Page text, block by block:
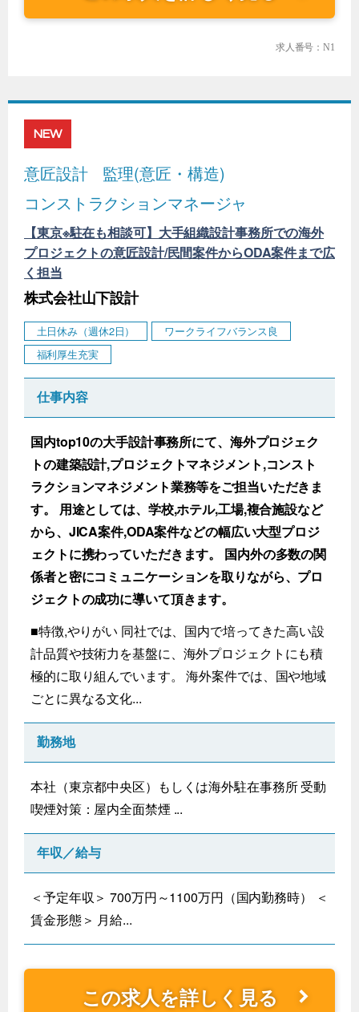
求人番号：N1
NEW
意匠設計
監理(意匠・構造)
コンストラクションマネージャ
【東京※駐在も相談可】大手組織設計事務所での海外
プロジェクトの意匠設計/民間案件からODA案件まで広
く担当
株式会社山下設計
土日休み（週休2日）
ワークライフバランス良
福利厚生充実
仕事内容
国内top10の大手設計事務所にて、海外プロジェク
トの建築設計,プロジェクトマネジメント,コンスト
ラクションマネジメント業務等をご担当いただきま
す。 用途としては、学校,ホテル,工場,複合施設など
から、JICA案件,ODA案件などの幅広い大型プロジ
ェクトに携わっていただきます。 国内外の多数の関
係者と密にコミュニケーションを取りながら、プロ
ジェクトの成功に導いて頂きます。
■特徴,やりがい 同社では、国内で培ってきた高い設
計品質や技術力を基盤に、海外プロジェクトにも積
極的に取り組んでいます。 海外案件では、国や地域
ごとに異なる文化...
勤務地
本社（東京都中央区）もしくは海外駐在事務所 受動
喫煙対策：屋内全面禁煙 ...
年収／給与
＜予定年収＞ 700万円～1100万円（国内勤務時） ＜
賃金形態＞ 月給...
この求人を詳しく見る